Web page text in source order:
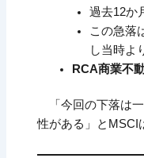
過去12か
この急落
し当時よ
RCA商業不
「今回の下落は
性がある」とMSCI